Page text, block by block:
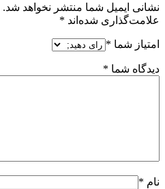
نشانی ایمیل شما منتشر نخواهد شد.
علامت‌گذاری شده‌اند *
امتیاز شما *
دیدگاه شما *
نام *